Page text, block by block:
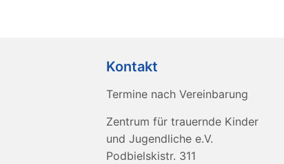
Kontakt
Termine nach Vereinbarung
Zentrum für trauernde Kinder
und Jugendliche e.V.
Podbielskistr. 311